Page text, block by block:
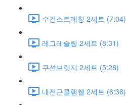
수건스트레칭 2세트 (7:04)
레그레슬링 2세트 (8:31)
쿠션브릿지 2세트 (5:28)
내전근클램쉘 2세트 (6:36)